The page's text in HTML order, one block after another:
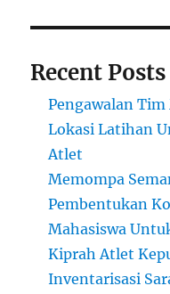
Recent Posts
Pengawalan Tim
Lokasi Latihan
Atlet
Memompa
Pembentukan
Mahasiswa
Kiprah Atlet
Inventarisasi